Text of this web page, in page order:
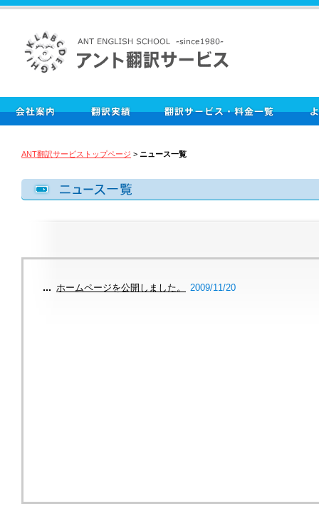
ANT翻訳サービストップページ > ニュース一覧